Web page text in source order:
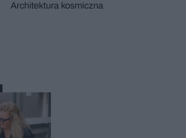
Architektura kosmiczna